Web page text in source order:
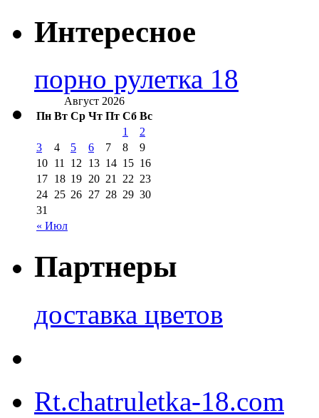
Интересное
порно рулетка 18
Август 2026
Пн Вт Ср Чт Пт Сб Вс
« Июл
1
2
3
4 5 6 7 8
9
10 11 12 13 14 15 16
17 18 19 20 21 22 23
24 25 26 27 28 29 30
31
Партнеры
доставка цветов
Rt.chatruletka-18.com